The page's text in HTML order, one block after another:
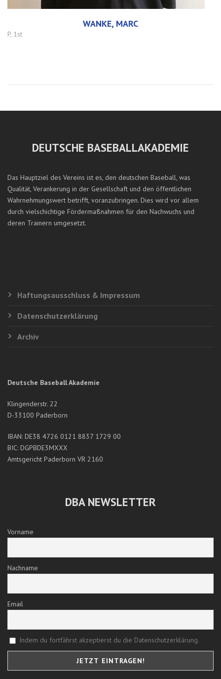
WANKE, MARC
P, 1st
DEUTSCHE BASEBALLAKADEMIE
Das Hauptziel des Vereins ist es, den deutschen Baseball, was
Qualität, Verankerung in der Gesellschaft und den öffentlichen
Wahrnehmungswert betrifft, voranzubringen. Dies wird vor allem
durch vielschichtige Fördermaßnahmen für den Nachwuchs und
deren Trainern umgesetzt.
Haftungsausschluss & Impressum
Datenschutzerklärung
Archiv
Deutsche Baseball Akademie
Klingenderstr. 22
D-33100 Paderborn
IBAN: DE38 4726 0121 8837 1729 00
BIC: DGPBDE3MXXX
Amtsgericht Paderborn VR 2160
DBA NEWSLETTER
Vorname
Nachname
Email
Indem du fortfährst akzeptierst du die Datenschutzerklärung.